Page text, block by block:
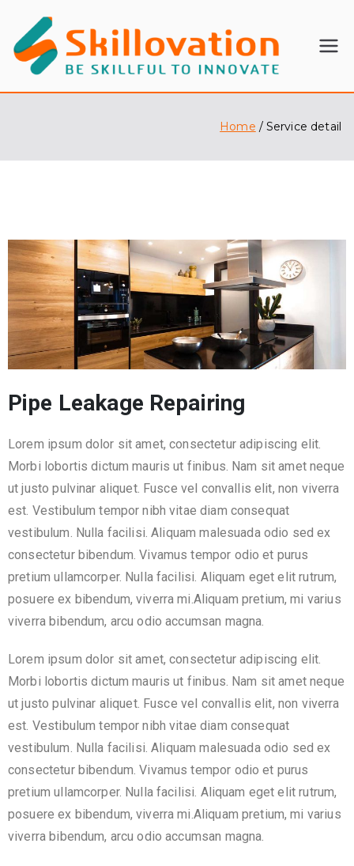
SKI
ON
INNOVA
Home Service detail
Pipe Leakage Repairing
Lorem ipsum dolor sit amet, consectetur adipiscing elit.
Morbi lobortis dictum mauris ut finibus. Nam sit amet neque
ut justo pulvinar aliquet. Fusce vel convallis elit, non viverra
est. Vestibulum tempor nibh vitae diam consequat
vestibulum. Nulla facilisi. Aliquam malesuada odio sed ex
consectetur bibendum. Vivamus tempor odio et purus
pretium ullamcorper. Nulla facilisi. Aliquam eget elit rutrum,
posuere ex bibendum, viverra mi.Aliquam pretium, mi varius
viverra bibendum, arcu odio accumsan magna.
Lorem ipsum dolor sit amet, consectetur adipiscing elit.
Morbi lobortis dictum mauris ut finibus. Nam sit amet neque
ut justo pulvinar aliquet. Fusce vel convallis elit, non viverra
est. Vestibulum tempor nibh vitae diam consequat
vestibulum. Nulla facilisi. Aliquam malesuada odio sed ex
consectetur bibendum. Vivamus tempor odio et purus
pretium ullamcorper. Nulla facilisi. Aliquam eget elit rutrum,
posuere ex bibendum, viverra mi.Aliquam pretium, mi varius
viverra bibendum, arcu odio accumsan magna.